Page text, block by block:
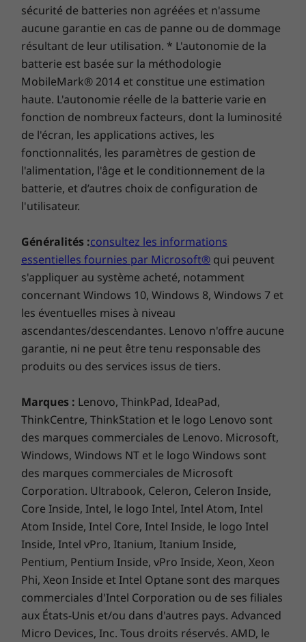
L’IdeaCentre Mini est un PC que vous serez fier
de montrer chez vous ou au bureau. Qu’il soit
en position horizontale ou verticale, il s’accorde
au décor de n’importe quel espace
contemporain avec son design Cloud Grey
minimaliste et son boîtier revêtu d’un tissu
texturé à effet 3D. De plus, son ventilateur de
refroidissement à double vortex est plus
silencieux et vous aide à rester concentré sur
sécurité de batteries non agréées et n'assume
aucune garantie en cas de panne ou de dommage
résultant de leur utilisation. * L'autonomie de la
batterie est basée sur la méthodologie
MobileMark® 2014 et constitue une estimation
haute. L'autonomie réelle de la batterie varie en
fonction de nombreux facteurs, dont la luminosité
de l'écran, les applications actives, les
fonctionnalités, les paramètres de gestion de
l'alimentation, l'âge et le conditionnement de la
batterie, et d’autres choix de configuration de
l'utilisateur.
Généralités :consultez les informations
essentielles fournies par Microsoft® qui peuvent
s'appliquer au système acheté, notamment
concernant Windows 10, Windows 8, Windows 7 et
les éventuelles mises à niveau
ascendantes/descendantes. Lenovo n'offre aucune
garantie, ni ne peut être tenu responsable des
produits ou des services issus de tiers.
Marques : Lenovo, ThinkPad, IdeaPad,
ThinkCentre, ThinkStation et le logo Lenovo sont
des marques commerciales de Lenovo. Microsoft,
Windows, Windows NT et le logo Windows sont
des marques commerciales de Microsoft
Corporation. Ultrabook, Celeron, Celeron Inside,
Core Inside, Intel, le logo Intel, Intel Atom, Intel
Atom Inside, Intel Core, Intel Inside, le logo Intel
Inside, Intel vPro, Itanium, Itanium Inside,
Pentium, Pentium Inside, vPro Inside, Xeon, Xeon
Phi, Xeon Inside et Intel Optane sont des marques
commerciales d'Intel Corporation ou de ses filiales
aux États-Unis et/ou dans d'autres pays. Advanced
Micro Devices, Inc. Tous droits réservés. AMD, le